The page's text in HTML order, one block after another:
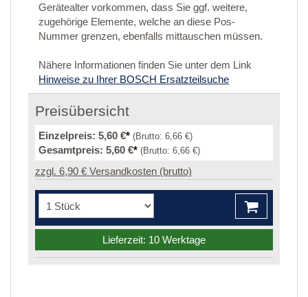
Gerätealter vorkommen, dass Sie ggf. weitere,
zugehörige Elemente, welche an diese Pos-
Nummer grenzen, ebenfalls mittauschen müssen.
Nähere Informationen finden Sie unter dem Link
Hinweise zu Ihrer BOSCH Ersatzteilsuche
Preisübersicht
Einzelpreis: 5,60 €* (Brutto: 6,66 €)
Gesamtpreis: 5,60 €* (Brutto: 6,66 €)
zzgl. 6,90 € Versandkosten (brutto)
Lieferzeit: 10 Werktage